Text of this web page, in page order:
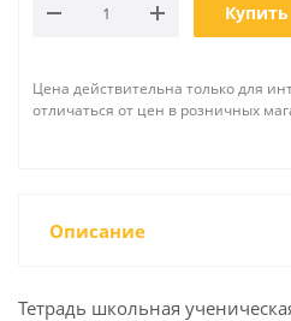
Купить
Цена действительна только для
отличаться от цен в розничных
Описание
Тетрадь школьная